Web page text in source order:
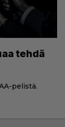
tehdä
pelistä.